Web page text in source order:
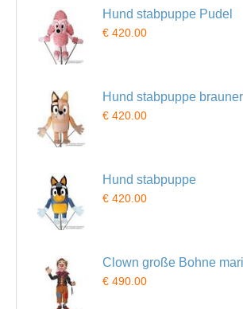
Hund stabpuppe Pudel
€ 420.00
Hund stabpuppe brauner
€ 420.00
Hund stabpuppe
€ 420.00
Clown große Bohne
€ 490.00